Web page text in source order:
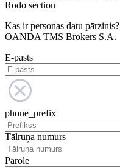
Rodo section
Kas ir personas datu pārzinis?
OANDA TMS Brokers S.A.
E-pasts
phone_prefix
Tālruņa numurs
Parole